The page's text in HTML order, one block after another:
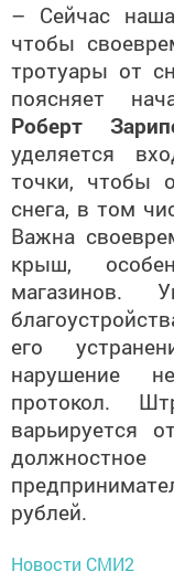
– Сейчас
чтобы
тротуары от
поясняет
Роберт
уделяется
точки, чтобы
снега, в том
Важна
крыш,
магазинов.
его
нарушение
протокол.
варьируется
рублей.
Новости СМИ2